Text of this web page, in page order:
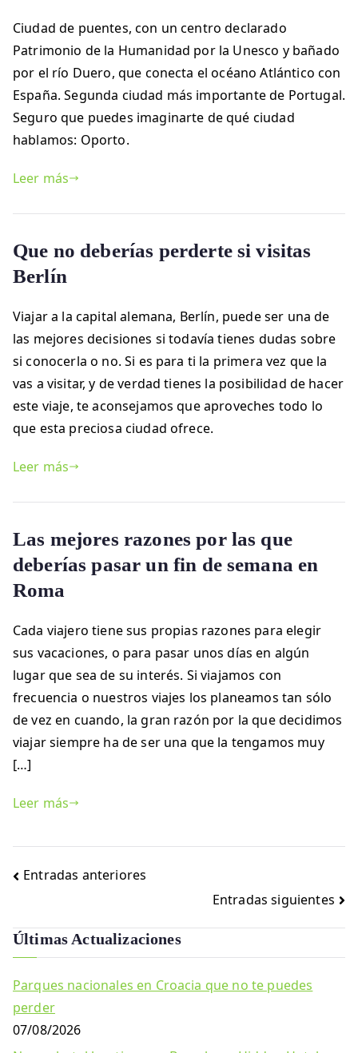
Ciudad de puentes, con un centro declarado
Patrimonio de la Humanidad por la Unesco y bañado
por el río Duero, que conecta el océano Atlántico con
España. Segunda ciudad más importante de Portugal.
Seguro que puedes imaginarte de qué ciudad
hablamos: Oporto.
Leer más
Que no deberías perderte si visitas
Berlín
Viajar a la capital alemana, Berlín, puede ser una de
las mejores decisiones si todavía tienes dudas sobre
si conocerla o no. Si es para ti la primera vez que la
vas a visitar, y de verdad tienes la posibilidad de hacer
este viaje, te aconsejamos que aproveches todo lo
que esta preciosa ciudad ofrece.
Leer más
Las mejores razones por las que
deberías pasar un fin de semana en
Roma
Cada viajero tiene sus propias razones para elegir
sus vacaciones, o para pasar unos días en algún
lugar que sea de su interés. Si viajamos con
frecuencia o nuestros viajes los planeamos tan sólo
de vez en cuando, la gran razón por la que decidimos
viajar siempre ha de ser una que la tengamos muy
[…]
Leer más
Navegación
entradas
Entradas anteriores
Entradas siguientes
Últimas Actualizaciones
Parques nacionales en Croacia que no te puedes
perder
07/08/2026